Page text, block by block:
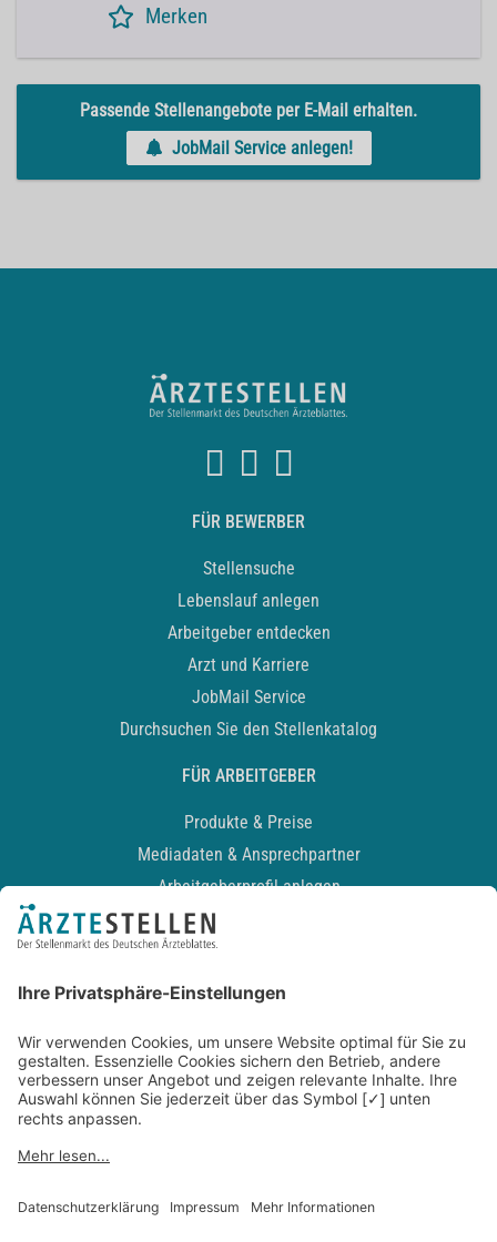
Merken
Passende Stellenangebote per E-Mail erhalten.
JobMail Service anlegen!
FÜR BEWERBER
Stellensuche
Lebenslauf anlegen
Arbeitgeber entdecken
Arzt und Karriere
JobMail Service
Durchsuchen Sie den Stellenkatalog
FÜR ARBEITGEBER
Produkte & Preise
Mediadaten & Ansprechpartner
Arbeitgeberprofil anlegen
Recruiting-Podcast
Kontakt
Datenschutz
Newsletter